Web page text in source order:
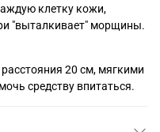
клетку кожи,
"выталкивает" морщины.
20 см, мягкими
средству впитаться.